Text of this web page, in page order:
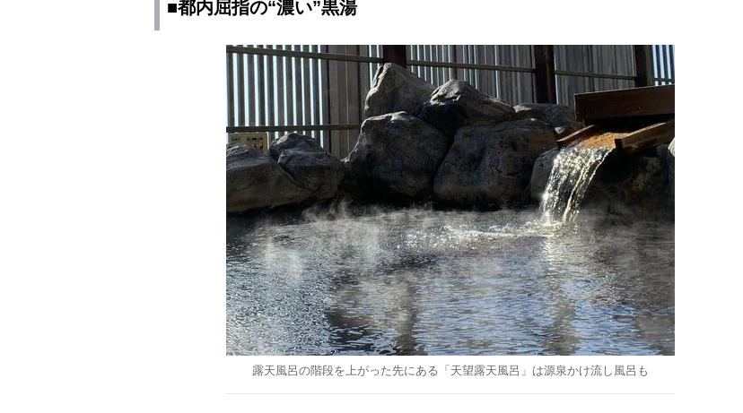
■都内屈指の“濃い”黒湯
露天風呂の階段を上がった先にある「天望露天風呂」は源泉かけ流し風呂も